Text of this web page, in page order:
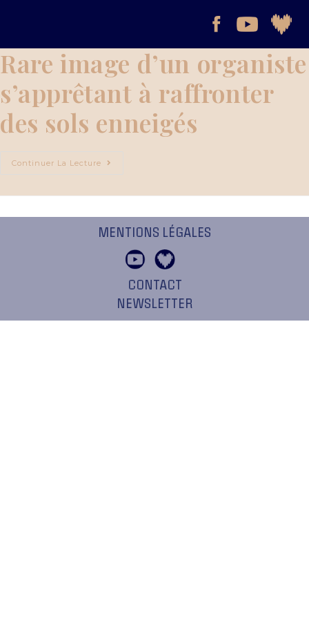
Rare image d’un organiste
s’apprêtant à raffronter
des sols enneigés
Continuer La Lecture
MENTIONS LÉGALES
CONTACT
NEWSLETTER